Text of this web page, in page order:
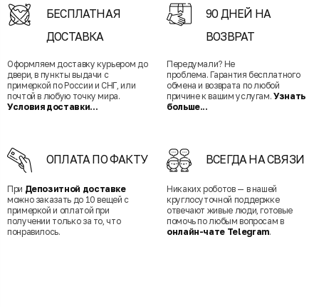
БЕСПЛАТНАЯ
ДОСТАВКА
Оформляем доставку курьером до
двери, в пункты выдачи с
примеркой по России и СНГ, или
почтой в любую точку мира.
Условия доставки...
90 ДНЕЙ НА
ВОЗВРАТ
Передумали? Не
проблема. Гарантия бесплатного
обмена и возврата по любой
причине к вашим услугам. Узнать
больше...
ОПЛАТА ПО ФАКТУ
При Депозитной доставке
можно заказать до 10 вещей с
примеркой и оплатой при
получении только за то, что
понравилось.
ВСЕГДА НА СВЯЗИ
Никаких роботов — в нашей
круглосуточной поддержке
отвечают живые люди, готовые
помочь по любым вопросам в
онлайн-чате Telegram.